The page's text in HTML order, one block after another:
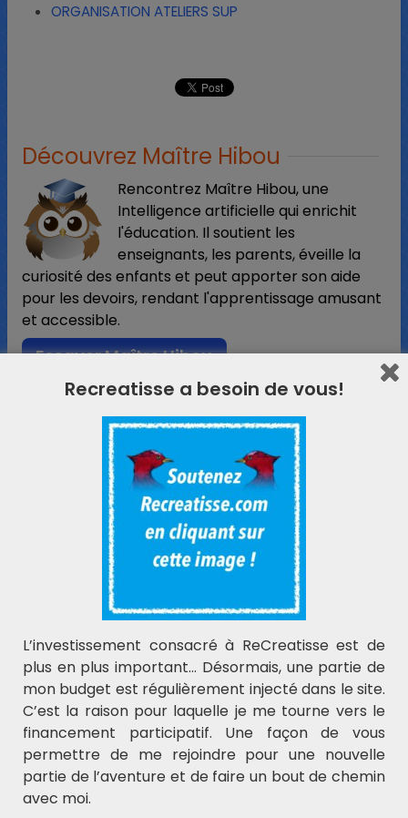
ORGANISATION ATELIERS SUP
Découvrez Maître Hibou
Rencontrez Maître Hibou, une
Intelligence artificielle qui enrichit
l'éducation. Il soutient les
enseignants, les parents, éveille la
curiosité des enfants et peut apporter son aide
pour les devoirs, rendant l'apprentissage amusant
et accessible.
Essayer Maître Hibou
L'actualité ReCreatisse
N'hésitez pas à laisser votre e-mail ci-dessous.
Laisser un commentaire
Votre adresse e-mail ne sera pas publiée. Les
champs obligatoires sont indiqués avec*
Commentaire*
Nom *
Recreatisse a besoin de vous!
L’investissement consacré à ReCreatisse est de
plus en plus important… Désormais, une partie de
mon budget est régulièrement injecté dans le site.
C’est la raison pour laquelle je me tourne vers le
financement participatif. Une façon de vous
permettre de me rejoindre pour une nouvelle
partie de l’aventure et de faire un bout de chemin
avec moi.